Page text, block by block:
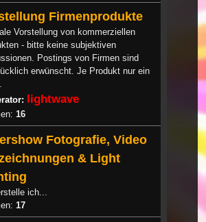
Firmenprodukte
Vorstellung von kommerziellen
- bitte keine subjektiven
Postings von Firmen sind
erwünscht. Je Produkt nur ein
lightwave
16
Fotografie, Video
& Light
ich...
17